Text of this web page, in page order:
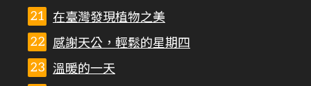
在臺灣發現植物之美
感謝天公，輕鬆的星期四
溫暖的一天